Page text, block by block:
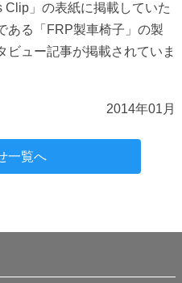
」の表紙に掲載していた
ある「FRP製車椅子」の製
ビュー記事が掲載されていま
2014年01月
一覧へ